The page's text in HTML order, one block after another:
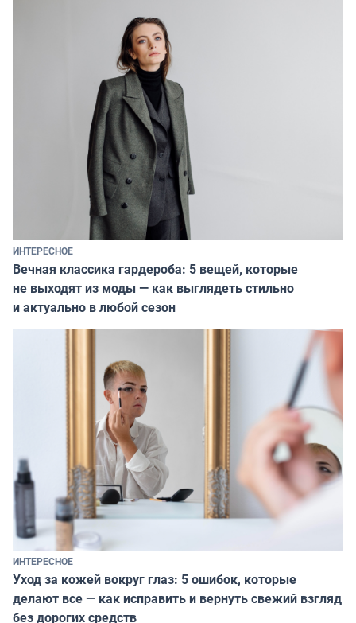
ИНТЕРЕСНОЕ
Вечная классика гардероба: 5 вещей, которые
не выходят из моды — как выглядеть стильно
и актуально в любой сезон
ИНТЕРЕСНОЕ
Уход за кожей вокруг глаз: 5 ошибок, которые
делают все — как исправить и вернуть свежий взгляд
без дорогих средств